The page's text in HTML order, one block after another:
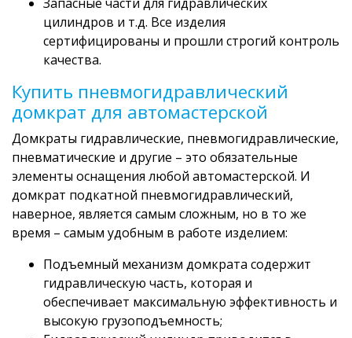
цилиндров и т.д. Все изделия
сертифицированы и прошли строгий контроль
качества.
Купить пневмогидравлический
домкрат для автомастерской
Домкраты гидравлические, пневмогидравлические,
пневматические и другие – это обязательные
элементы оснащения любой автомастерской. И
домкрат подкатной пневмогидравлический,
наверное, является самым сложным, но в то же
время – самым удобным в работе изделием:
Подъемный механизм домкрата содержит
гидравлическую часть, которая и
обеспечивает максимальную эффективность и
высокую грузоподъемность;